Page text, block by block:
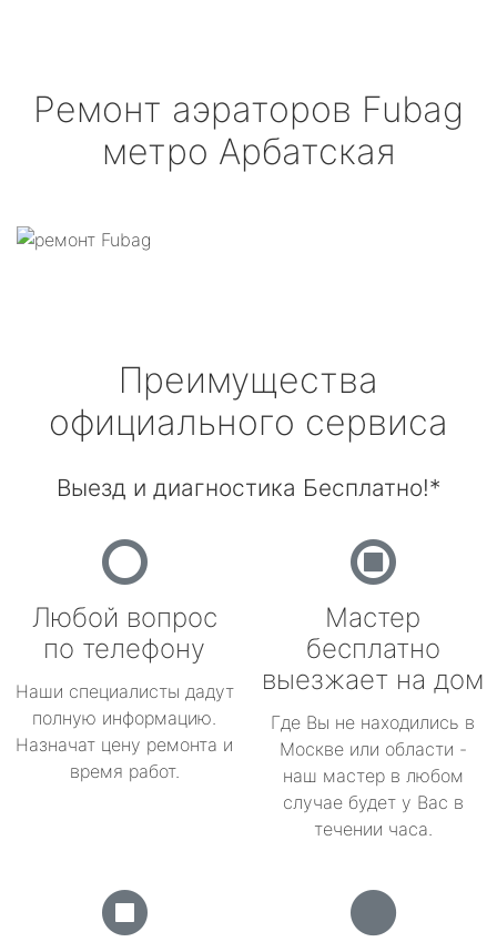
Ремонт аэраторов Fubag
метро Арбатская
Преимущества
официального сервиса
Выезд и диагностика Бесплатно!*
Любой вопрос
по телефону
Наши специалисты дадут
полную информацию.
Назначат цену ремонта и
время работ.
Мастер
бесплатно
выезжает на дом
Где Вы не находились в
Москве или области -
наш мастер в любом
случае будет у Вас в
течении часа.